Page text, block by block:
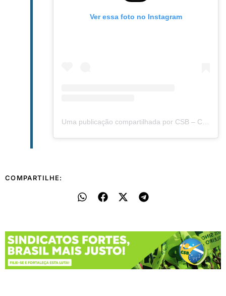
Ver essa foto no Instagram
Uma publicação compartilhada por CSB – Central dos Sindicatos Brasileiros (@csb.brasil)
COMPARTILHE: